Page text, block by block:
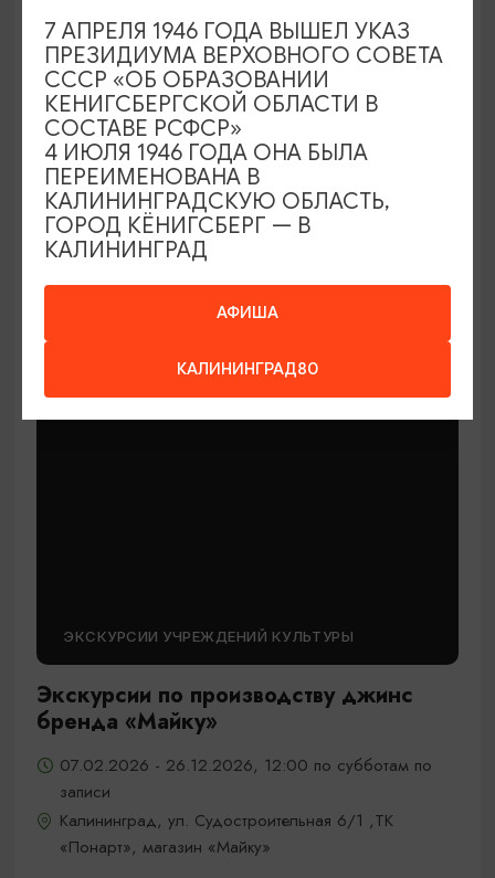
МАСТЕР-КЛАССЫ
Мастер-классы по керамике Елены
Бодяковой
Калининград, ул. Баранова, 45
ЭКСКУРСИИ УЧРЕЖДЕНИЙ КУЛЬТУРЫ
Экскурсии по производству джинс
бренда «Майку»
07.02.2026 - 26.12.2026, 12:00 по субботам по
записи
Калининград, ул. Судостроительная 6/1 ,ТК
«Понарт», магазин «Майку»
АФИША
КАЛИНИНГРАД80
7 АПРЕЛЯ 1946 ГОДА ВЫШЕЛ УКАЗ
ПРЕЗИДИУМА ВЕРХОВНОГО СОВЕТА
СССР «ОБ ОБРАЗОВАНИИ
КЕНИГСБЕРГСКОЙ ОБЛАСТИ В
СОСТАВЕ РСФСР»
4 ИЮЛЯ 1946 ГОДА ОНА БЫЛА
ПЕРЕИМЕНОВАНА В
КАЛИНИНГРАДСКУЮ ОБЛАСТЬ,
ГОРОД КЁНИГСБЕРГ — В
КАЛИНИНГРАД